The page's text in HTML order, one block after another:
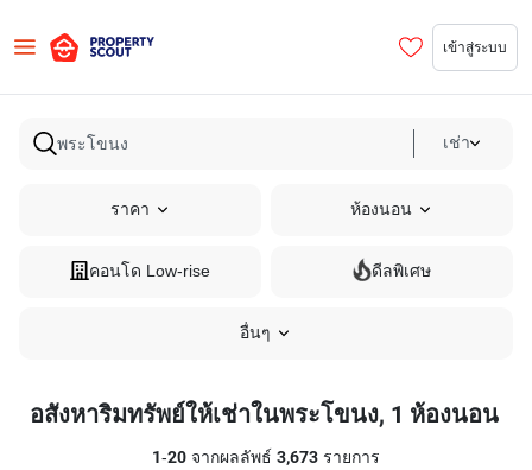
เข้าสู่ระบบ
เช่า
ราคา ห้องนอน
คอนโด Low-rise ดีลพิเศษ
อื่นๆ
อสังหาริมทรัพย์ให้เช่าในพระโขนง, 1 ห้องนอน
1-20 จากผลลัพธ์ 3,673 รายการ